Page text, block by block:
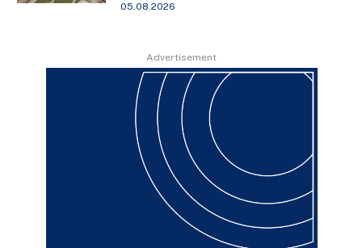
05.08.2026
Advertisement